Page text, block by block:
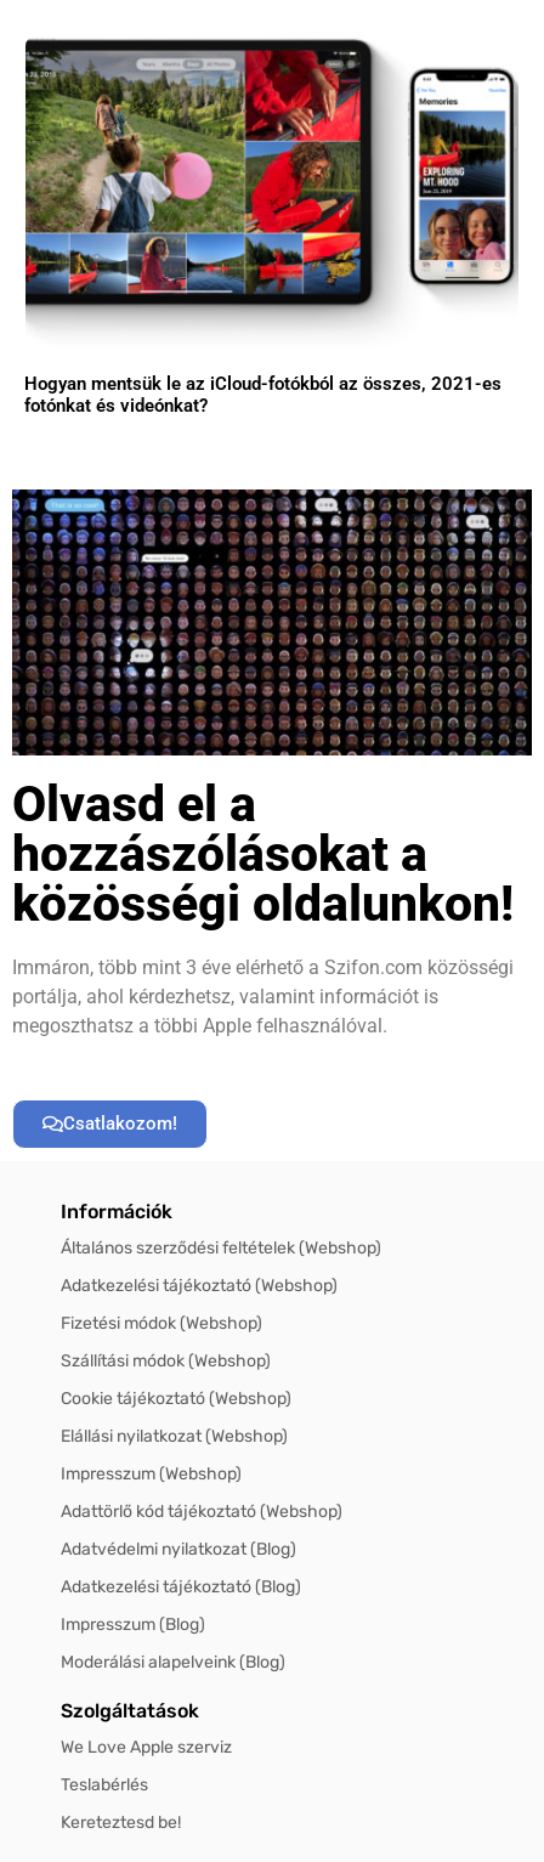
Hogyan mentsük le az iCloud-fotókból az összes, 2021-es
fotónkat és videónkat?
Olvasd el a
hozzászólásokat a
közösségi oldalunkon!
Immáron, több mint 3 éve elérhető a Szifon.com közösségi
portálja, ahol kérdezhetsz, valamint információt is
megoszthatsz a többi Apple felhasználóval.
Csatlakozom!
Információk
Általános szerződési feltételek (Webshop)
Adatkezelési tájékoztató (Webshop)
Fizetési módok (Webshop)
Szállítási módok (Webshop)
Cookie tájékoztató (Webshop)
Elállási nyilatkozat (Webshop)
Impresszum (Webshop)
Adattörlő kód tájékoztató (Webshop)
Adatvédelmi nyilatkozat (Blog)
Adatkezelési tájékoztató (Blog)
Impresszum (Blog)
Moderálási alapelveink (Blog)
Szolgáltatások
We Love Apple szerviz
Teslabérlés
Kereteztesd be!